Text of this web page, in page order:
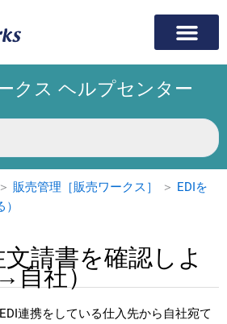
クス ヘルプセンター
販売管理［販売ワークス］ ＞ EDIを
請書を確認しよ
自社）
連携をしている仕入先から自社宛て